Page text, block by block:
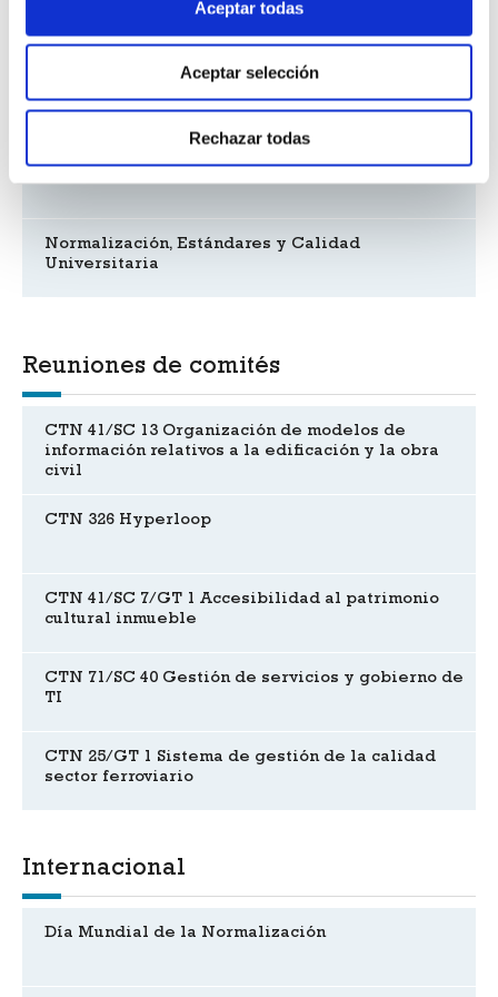
Aceptar todas
Aceptar selección
Rechazar todas
Nuevos Encuentros UNE
UNE recibe el reconocimiento "Madre Tierra"
Taller Proyectos Horizonte 2020
Normalización, Estándares y Calidad
Universitaria
Reuniones de comités
CTN 41/SC 13 Organización de modelos de
información relativos a la edificación y la obra
civil
CTN 326 Hyperloop
CTN 41/SC 7/GT 1 Accesibilidad al patrimonio
cultural inmueble
CTN 71/SC 40 Gestión de servicios y gobierno de
TI
CTN 25/GT 1 Sistema de gestión de la calidad
sector ferroviario
Internacional
Día Mundial de la Normalización